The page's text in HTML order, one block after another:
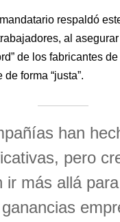
respaldó
al
de los fabricantes
forma “justa”.
han
pero
ir más allá